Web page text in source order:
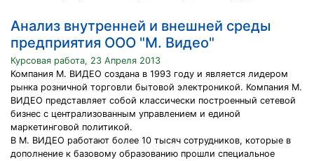
Анализ внутренней и внешней среды
предприятия ООО "М. Видео"
Курсовая работа, 23 Апреля 2013
Компания М. ВИДЕО создана в 1993 году и является лидером
рынка розничной торговли бытовой электроникой. Компания М.
ВИДЕО представляет собой классически построенный сетевой
бизнес с централизованным управлением и единой
маркетинговой политикой.
В М. ВИДЕО работают более 10 тысяч сотрудников, которые в
дополнение к базовому образованию прошли специальное